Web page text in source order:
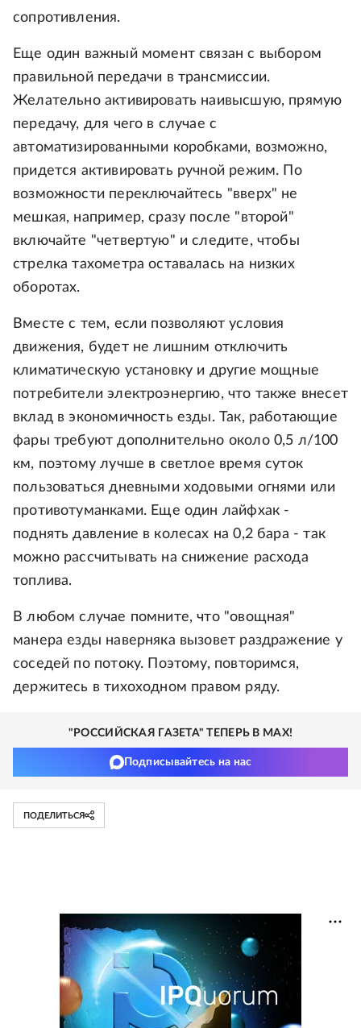
сопротивления.
Еще один важный момент связан с выбором
правильной передачи в трансмиссии.
Желательно активировать наивысшую, прямую
передачу, для чего в случае с
автоматизированными коробками, возможно,
придется активировать ручной режим. По
возможности переключайтесь "вверх" не
мешкая, например, сразу после "второй"
включайте "четвертую" и следите, чтобы
стрелка тахометра оставалась на низких
оборотах.
Вместе с тем, если позволяют условия
движения, будет не лишним отключить
климатическую установку и другие мощные
потребители электроэнергию, что также внесет
вклад в экономичность езды. Так, работающие
фары требуют дополнительно около 0,5 л/100
км, поэтому лучше в светлое время суток
пользоваться дневными ходовыми огнями или
противотуманками. Еще один лайфхак -
поднять давление в колесах на 0,2 бара - так
можно рассчитывать на снижение расхода
топлива.
В любом случае помните, что "овощная"
манера езды наверняка вызовет раздражение у
соседей по потоку. Поэтому, повторимся,
держитесь в тихоходном правом ряду.
"РОССИЙСКАЯ ГАЗЕТА" ТЕПЕРЬ В MAX!
Подписывайтесь на нас
ПОДЕЛИТЬСЯ